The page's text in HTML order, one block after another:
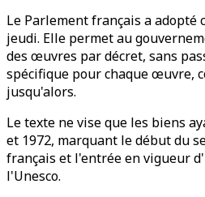
Le Parlement français a
jeudi. Elle permet au
des œuvres par décret, sans
spécifique pour chaque œuvre,
jusqu'alors.
Le texte ne vise que les biens
et 1972, marquant le début du
français et l'entrée en vigueur
l'Unesco.